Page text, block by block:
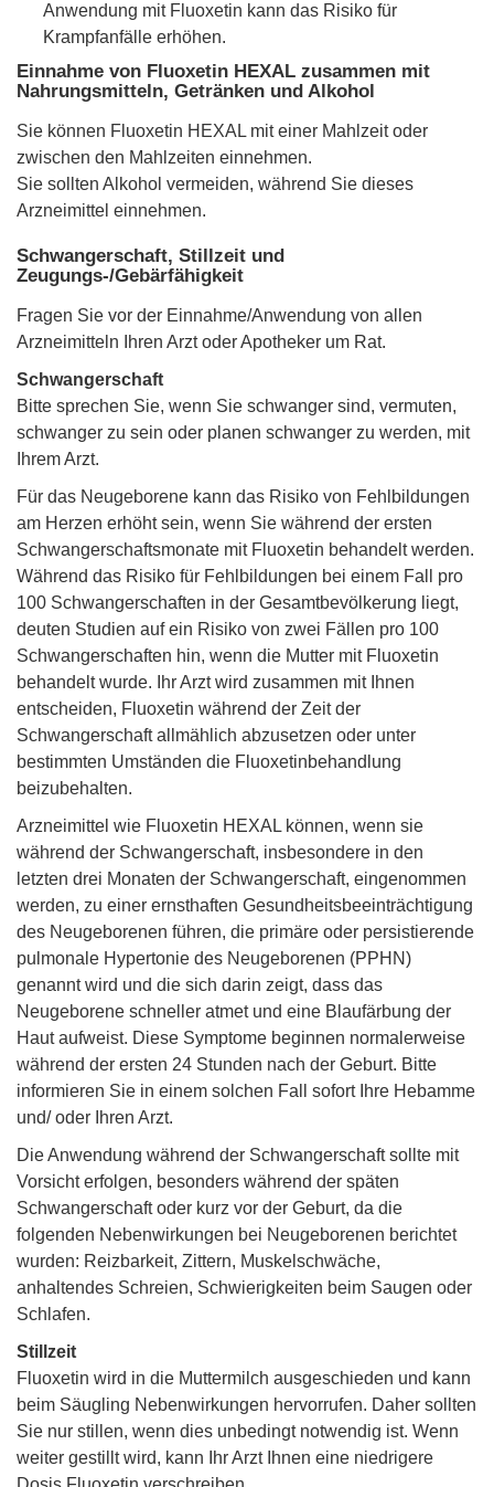
Anwendung mit Fluoxetin kann das Risiko für
Krampfanfälle erhöhen.
Einnahme von Fluoxetin HEXAL zusammen mit
Nahrungsmitteln, Getränken und Alkohol
Sie können Fluoxetin HEXAL mit einer Mahlzeit oder
zwischen den Mahlzeiten einnehmen.
Sie sollten Alkohol vermeiden, während Sie dieses
Arzneimittel einnehmen.
Schwangerschaft, Stillzeit und
Zeugungs-/Gebärfähigkeit
Fragen Sie vor der Einnahme/Anwendung von allen
Arzneimitteln Ihren Arzt oder Apotheker um Rat.
Schwangerschaft
Bitte sprechen Sie, wenn Sie schwanger sind, vermuten,
schwanger zu sein oder planen schwanger zu werden, mit
Ihrem Arzt.
Für das Neugeborene kann das Risiko von Fehlbildungen
am Herzen erhöht sein, wenn Sie während der ersten
Schwangerschaftsmonate mit Fluoxetin behandelt werden.
Während das Risiko für Fehlbildungen bei einem Fall pro
100 Schwangerschaften in der Gesamtbevölkerung liegt,
deuten Studien auf ein Risiko von zwei Fällen pro 100
Schwangerschaften hin, wenn die Mutter mit Fluoxetin
behandelt wurde. Ihr Arzt wird zusammen mit Ihnen
entscheiden, Fluoxetin während der Zeit der
Schwangerschaft allmählich abzusetzen oder unter
bestimmten Umständen die Fluoxetinbehandlung
beizubehalten.
Arzneimittel wie Fluoxetin HEXAL können, wenn sie
während der Schwangerschaft, insbesondere in den
letzten drei Monaten der Schwangerschaft, eingenommen
werden, zu einer ernsthaften Gesundheitsbeeinträchtigung
des Neugeborenen führen, die primäre oder persistierende
pulmonale Hypertonie des Neugeborenen (PPHN)
genannt wird und die sich darin zeigt, dass das
Neugeborene schneller atmet und eine Blaufärbung der
Haut aufweist. Diese Symptome beginnen normalerweise
während der ersten 24 Stunden nach der Geburt. Bitte
informieren Sie in einem solchen Fall sofort Ihre Hebamme
und/ oder Ihren Arzt.
Die Anwendung während der Schwangerschaft sollte mit
Vorsicht erfolgen, besonders während der späten
Schwangerschaft oder kurz vor der Geburt, da die
folgenden Nebenwirkungen bei Neugeborenen berichtet
wurden: Reizbarkeit, Zittern, Muskelschwäche,
anhaltendes Schreien, Schwierigkeiten beim Saugen oder
Schlafen.
Stillzeit
Fluoxetin wird in die Muttermilch ausgeschieden und kann
beim Säugling Nebenwirkungen hervorrufen. Daher sollten
Sie nur stillen, wenn dies unbedingt notwendig ist. Wenn
weiter gestillt wird, kann Ihr Arzt Ihnen eine niedrigere